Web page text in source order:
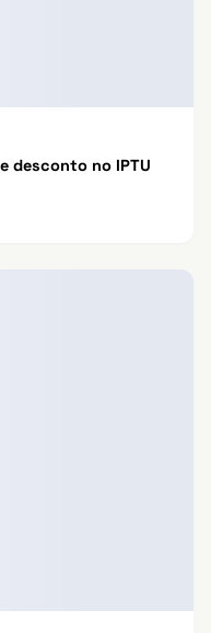
desconto no IPTU